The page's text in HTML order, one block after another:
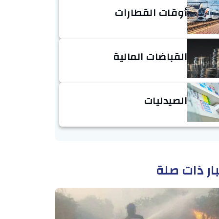
أوقات القطارات
القباضات المالية
الصيدليات
ذات صلة